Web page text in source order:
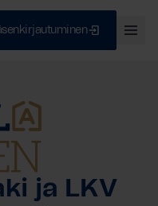
ja LKV